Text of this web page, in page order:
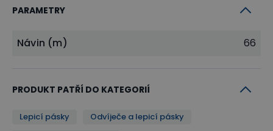
PARAMETRY
Návin (m) 66
PRODUKT PATŘÍ DO KATEGORIÍ
Lepicí pásky
Odvíječe a lepicí pásky